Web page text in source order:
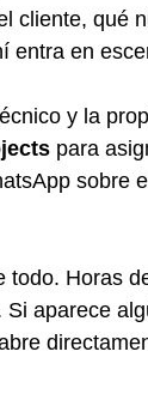
cliente, qué
entra en
y la
para
sobre
todo. Horas
aparece